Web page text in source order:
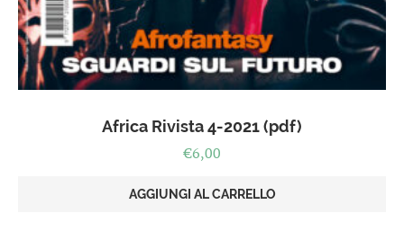
Africa Rivista 4-2021 (pdf)
€6,00
AGGIUNGI AL CARRELLO